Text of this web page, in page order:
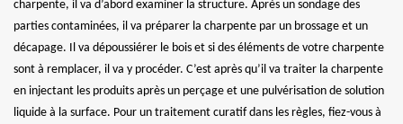
charpente, il va d’abord examiner la structure. Après un sondage des
parties contaminées, il va préparer la charpente par un brossage et un
décapage. Il va dépoussiérer le bois et si des éléments de votre charpente
sont à remplacer, il va y procéder. C’est après qu’il va traiter la charpente
en injectant les produits après un perçage et une pulvérisation de solution
liquide à la surface. Pour un traitement curatif dans les règles, fiez-vous à